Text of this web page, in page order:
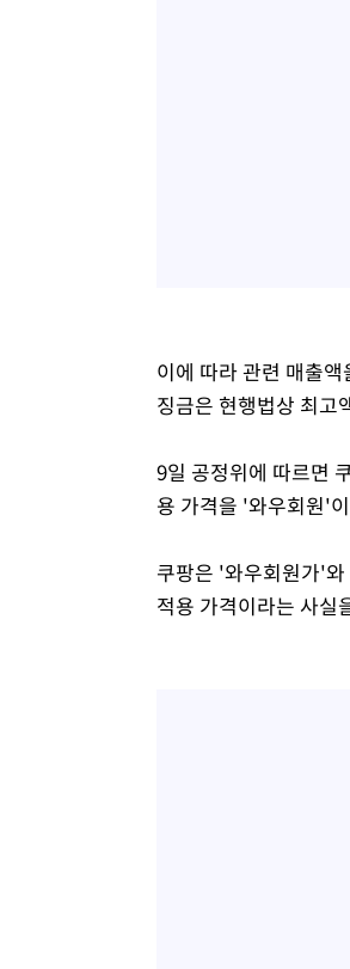
이에 따라 관련 매출
징금은 현행법상 최고
9일 공정위에 따르면
용 가격을 '와우회원'
쿠팡은 '와우회원가'
적용 가격이라는 사실